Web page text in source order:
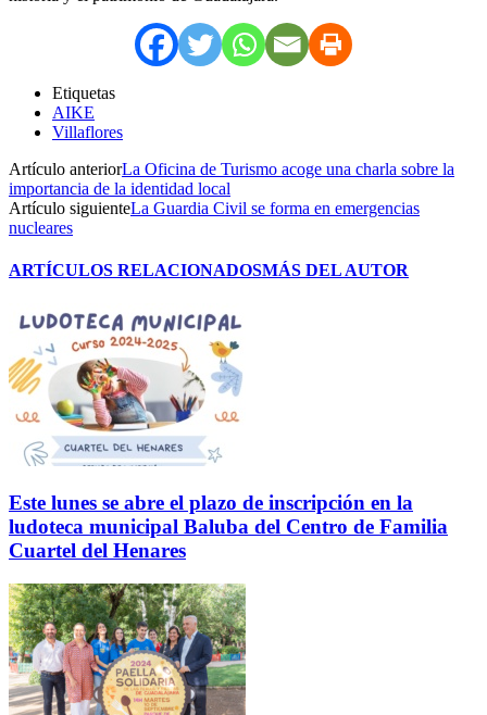
Etiquetas
AIKE
Villaflores
Artículo anteriorLa Oficina de Turismo acoge una charla sobre la
importancia de la identidad local
Artículo siguienteLa Guardia Civil se forma en emergencias
nucleares
ARTÍCULOS RELACIONADOSMÁS DEL AUTOR
Este lunes se abre el plazo de inscripción en la
ludoteca municipal Baluba del Centro de Familia
Cuartel del Henares